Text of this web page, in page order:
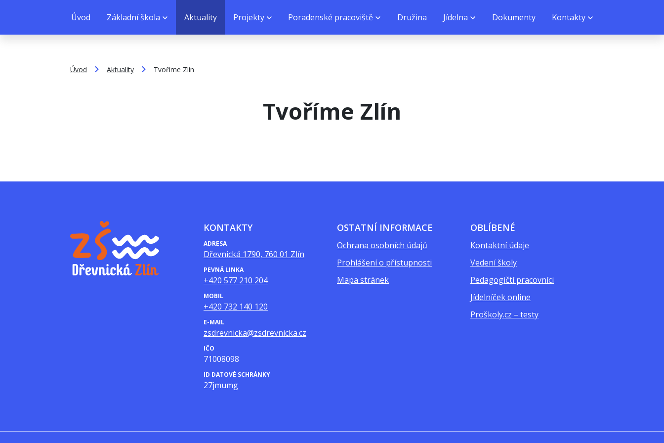
Úvod Základní škola Aktuality Projekty Poradenské pracoviště Družina Jídelna Dokumenty Kontakty
Úvod Aktuality Tvoříme Zlín
Tvoříme Zlín
KONTAKTY
ADRESA
Dřevnická 1790, 760 01 Zlín
PEVNÁ LINKA
+420 577 210 204
MOBIL
+420 732 140 120
E-MAIL
zsdrevnicka@zsdrevnicka.cz
IČO
71008098
ID DATOVÉ SCHRÁNKY
27jmumg
OSTATNÍ INFORMACE
Ochrana osobních údajů
Prohlášení o přístupnosti
Mapa stránek
OBLÍBENÉ
Kontaktní údaje
Vedení školy
Pedagogičtí pracovníci
Jídelníček online
Proškoly.cz – testy